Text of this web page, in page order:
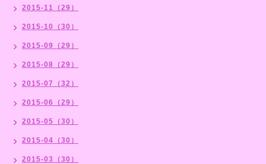
2015-11（29）
2015-10（30）
2015-09（29）
2015-08（29）
2015-07（32）
2015-06（29）
2015-05（30）
2015-04（30）
2015-03（30）